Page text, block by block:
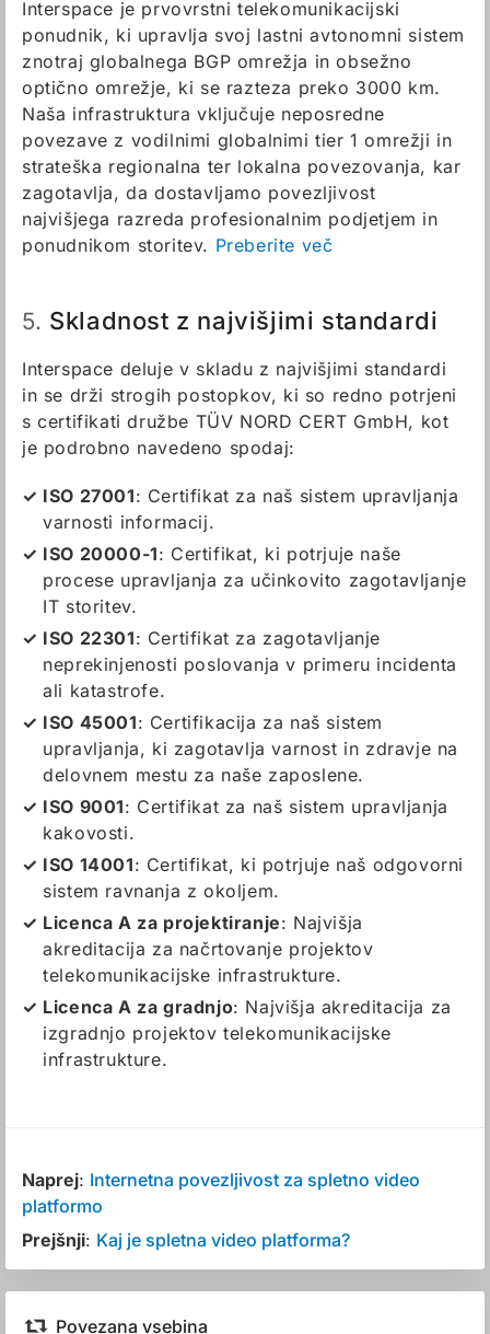
Interspace je prvovrstni telekomunikacijski
ponudnik, ki upravlja svoj lastni avtonomni sistem
znotraj globalnega BGP omrežja in obsežno
optično omrežje, ki se razteza preko 3000 km.
Naša infrastruktura vključuje neposredne
povezave z vodilnimi globalnimi tier 1 omrežji in
strateška regionalna ter lokalna povezovanja, kar
zagotavlja, da dostavljamo povezljivost
najvišjega razreda profesionalnim podjetjem in
ponudnikom storitev. Preberite več
5. Skladnost z najvišjimi standardi
Interspace deluje v skladu z najvišjimi standardi
in se drži strogih postopkov, ki so redno potrjeni
s certifikati družbe TÜV NORD CERT GmbH, kot
je podrobno navedeno spodaj:
ISO 27001: Certifikat za naš sistem upravljanja
varnosti informacij.
ISO 20000-1: Certifikat, ki potrjuje naše
procese upravljanja za učinkovito zagotavljanje
IT storitev.
ISO 22301: Certifikat za zagotavljanje
neprekinjenosti poslovanja v primeru incidenta
ali katastrofe.
ISO 45001: Certifikacija za naš sistem
upravljanja, ki zagotavlja varnost in zdravje na
delovnem mestu za naše zaposlene.
ISO 9001: Certifikat za naš sistem upravljanja
kakovosti.
ISO 14001: Certifikat, ki potrjuje naš odgovorni
sistem ravnanja z okoljem.
Licenca A za projektiranje: Najvišja
akreditacija za načrtovanje projektov
telekomunikacijske infrastrukture.
Licenca A za gradnjo: Najvišja akreditacija za
izgradnjo projektov telekomunikacijske
infrastrukture.
Naprej: Internetna povezljivost za spletno video
platformo
Prejšnji: Kaj je spletna video platforma?
Povezana vsebina